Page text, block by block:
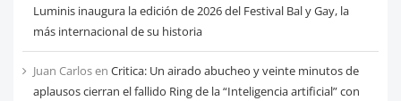
Luminis inaugura la edición de 2026 del Festival Bal y Gay, la
más internacional de su historia
Juan Carlosen Critica: Un airado abucheo y veinte minutos de
aplausos cierran el fallido Ring de la “Inteligencia artificial” con